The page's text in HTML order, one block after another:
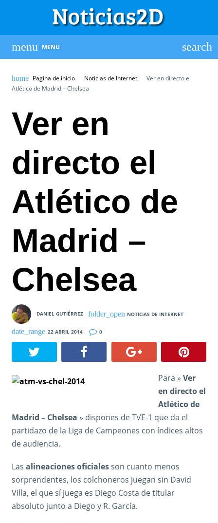
MENU
Pagina de inicio Noticias de Internet
Ver en directo el
Atlético de Madrid – Chelsea
Ver en
directo el
Atlético de
Madrid –
Chelsea
DANIEL GUTIÉRREZ NOTICIAS DE INTERNET
22 ABRIL 2014 0
Para » Ver
en directo el
Atlético de
Madrid – Chelsea » dispones de TVE-1 que da el
partidazo de la Liga de Campeones con índices altos
de audiencia.
Las alineaciones oficialesson cuanto menos
sorprendentes, los colchoneros juegan sin David
Villa, el que sí juega es Diego Costa de titular
absoluto junto a Diego y R. García.